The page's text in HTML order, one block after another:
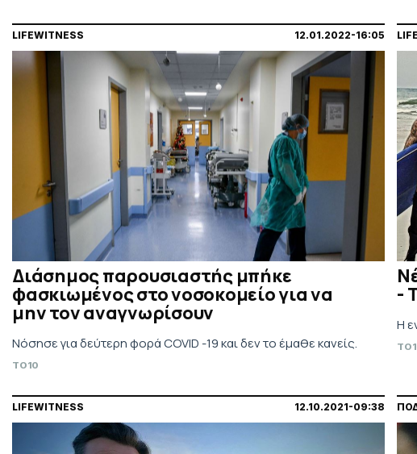
LIFEWITNESS 12.01.2022-16:05
Διάσημος παρουσιαστής μπήκε
φασκιωμένος στο νοσοκομείο για να
μην τον αναγνωρίσουν
Νόσησε για δεύτερη φορά COVID -19 και δεν το έμαθε κανείς.
TO10
-
Η
LIFEWITNESS 12.10.2021-09:38